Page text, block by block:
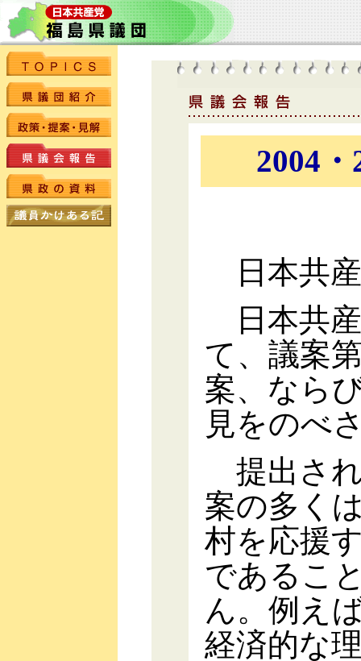
2004
日本共
日本共
て、議案
案、なら
見をのべ
提出さ
案の多く
村を応援
であるこ
ん。例え
経済的な